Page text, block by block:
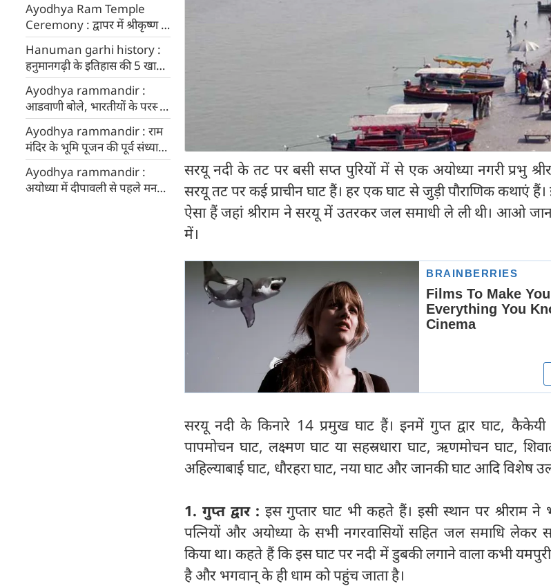
Ayodhya Ram Temple
Ceremony : द्वापर में श्रीकृष्‍ण ने
बनवाया था अयोध्या का ये अद्भुत
राम मंदिर
Hanuman garhi history :
हनुमानगढ़ी के इतिहास की 5 खास
रोचक बातें
Ayodhya rammandir :
आडवाणी बोले, भारतीयों के परस्पर
संबंधों को मजबूत करेगा यह
मंदिर...
Ayodhya rammandir : राम
मंदिर के भूमि पूजन की पूर्व संध्या
पर रोशनी से नहाई अयोध्या
Ayodhya rammandir :
अयोध्या में दीपावली से पहले मन
सरयू नदी के तट पर बसी सप्त पुरियों में से एक अयोध्या नगरी प्रभु
सरयू तट पर कई प्राचीन घाट हैं। हर एक घाट से जुड़ी पौराणिक कथाएं
ऐसा हैं जहां श्रीराम ने सरयू में उतरकर जल समाधी ले ली थी। आओ
में।
सरयू नदी के किनारे 14 प्रमुख घाट हैं। इनमें गुप्त द्वार घाट, कैकेयी
पापमोचन घाट, लक्ष्मण घाट या सहस्रधारा घाट, ऋणमोचन घाट,
अहिल्याबाई घाट, धौरहरा घाट, नया घाट और जानकी घाट आदि विशेष
1. गुप्त द्वार : इस गुप्तार घाट भी कहते हैं। इसी स्थान पर श्रीराम
पत्नियों और अयोध्या के सभी नगरवासियों सहित जल समाधि लेकर
किया था। कहते हैं कि इस घाट पर नदी में डुबकी लगाने वाला कभी
है और भगवान् के ही धाम को पहुंच जाता है।